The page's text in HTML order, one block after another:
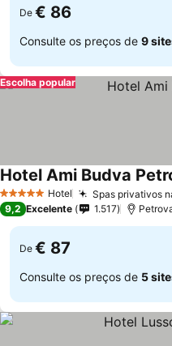
De € 86
Consulte os preços de 9
Escolha popular
5 Estrelas Hotel Spas privativos
Hotel Ami Budva
9,2 Excelente 1.517
De € 87
Consulte os preços de 5